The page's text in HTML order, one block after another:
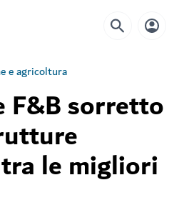
e agricoltura
F&B sorretto
le migliori